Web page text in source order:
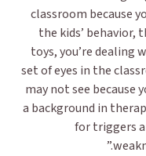
classroom because
the kids’ behavior,
toys, you’re dealing
set of eyes in the
may not see because
a background in
for triggers